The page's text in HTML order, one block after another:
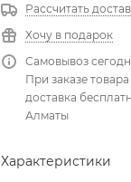
Рассчитать
Хочу в подарок
Самовывоз
При заказе
доставка
Алматы
Характеристики